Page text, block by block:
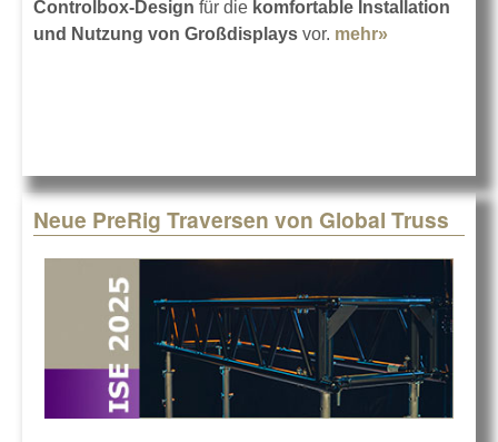
Controlbox-Design für die komfortable Installation
und Nutzung von Großdisplays vor. mehr»
Neue PreRig Traversen von Global Truss